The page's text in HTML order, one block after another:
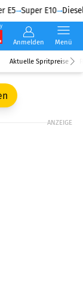
E5 Super E10 Diesel
Anmelden Menü
Aktuelle Spritpreise
ANZEIGE